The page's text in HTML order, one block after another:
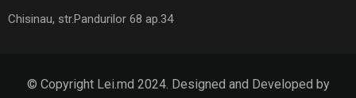
Chisinau, str.Pandurilor 68 ap.34
© Copyright Lei.md 2024. Designed and Developed by